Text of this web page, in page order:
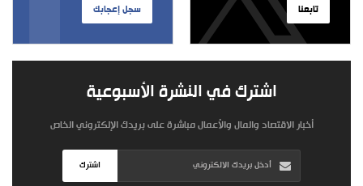
سجل إعجابك تابعنا
اشترك في النشرة الأسبوعية
أخبار الاقتصاد والمال والأعمال مباشرة على بريدك الإلكتروني الخاص
اشترك